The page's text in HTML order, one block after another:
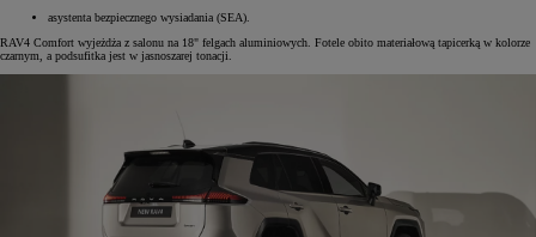
asystenta bezpiecznego wysiadania (SEA).
RAV4 Comfort wyjeżdża z salonu na 18" felgach aluminiowych. Fotele obito materiałową tapicerką w kolorze
czarnym, a podsufitka jest w jasnoszarej tonacji.